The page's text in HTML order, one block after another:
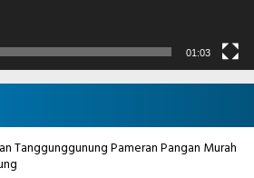
01:03
Tanggunggunung Pameran Pangan Murah